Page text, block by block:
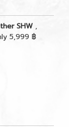
SHW ,
5,999 ฿